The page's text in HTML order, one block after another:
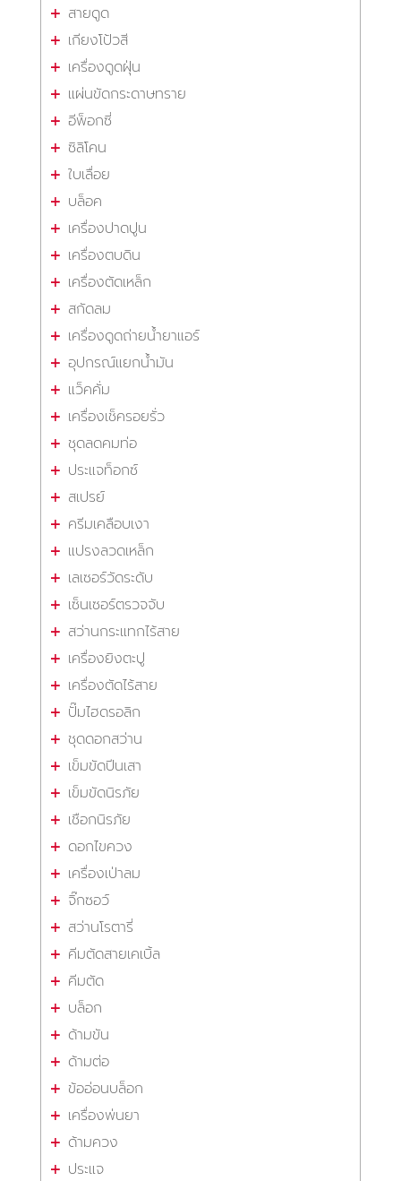
สายดูด
เกียงโป้วสี
เครื่องดูดฝุ่น
แผ่นขัดกระดาษทราย
อีพ็อกซี่
ซิลิโคน
ใบเลื่อย
บล็อค
เครื่องปาดปูน
เครื่องตบดิน
เครื่องตัดเหล็ก
สกัดลม
เครื่องดูดถ่ายน้ำยาแอร์
อุปกรณ์แยกน้ำมัน
แว็คคั่ม
เครื่องเช็ครอยรั่ว
ชุดลดคมท่อ
ประแจท็อกซ์
สเปรย์
ครีมเคลือบเงา
แปรงลวดเหล็ก
เลเซอร์วัดระดับ
เซ็นเซอร์ตรวจจับ
สว่านกระแทกไร้สาย
เครื่องยิงตะปู
เครื่องตัดไร้สาย
ปั๊มไฮดรอลิก
ชุดดอกสว่าน
เข็มขัดปีนเสา
เข็มขัดนิรภัย
เชือกนิรภัย
ดอกไขควง
เครื่องเป่าลม
จิ๊กซอว์
สว่านโรตารี่
คีมตัดสายเคเบิ้ล
คีมตัด
บล็อก
ด้ามขัน
ด้ามต่อ
ข้ออ่อนบล็อก
เครื่องพ่นยา
ด้ามควง
ประแจ